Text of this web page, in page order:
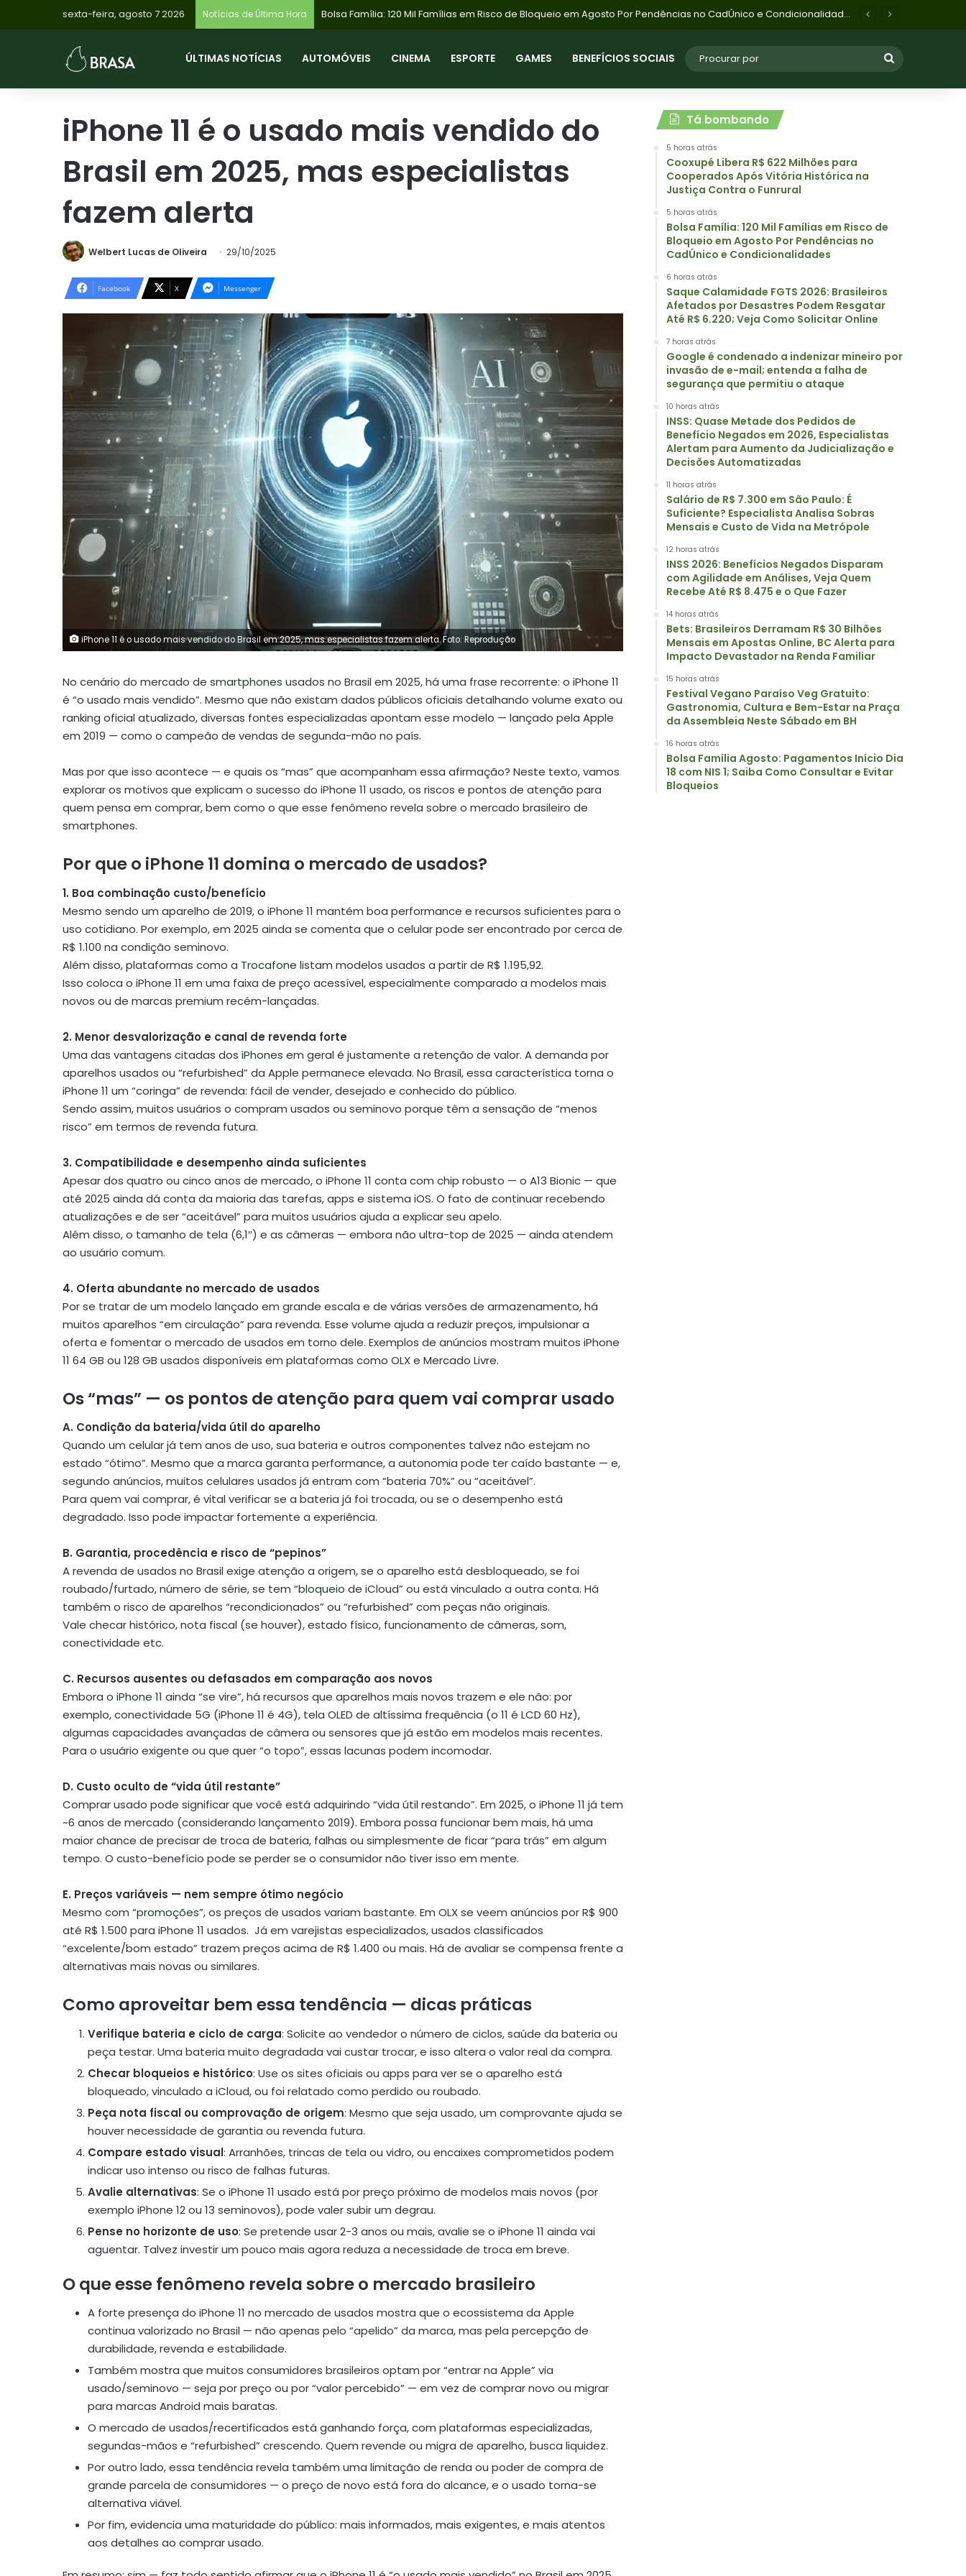
sexta-feira, agosto 7 2026 Notícias de Última Hora Saque Calamidade FGTS 2026: Brasileiros Afetados por Desastres Podem Resgatar Até R$ 6.220; Veja Como Solicitar Online
ÚLTIMAS NOTÍCIAS AUTOMÓVEIS CINEMA ESPORTE GAMES BENEFÍCIOS SOCIAIS
iPhone 11 é o usado mais vendido do
Brasil em 2025, mas especialistas
fazem alerta
Welbert Lucas de Oliveira 29/10/2025
Facebook X Messenger
iPhone 11 é o usado mais vendido do Brasil em 2025, mas especialistas fazem alerta. Foto: Reprodução
No cenário do mercado de smartphones usados no Brasil em 2025, há uma frase recorrente: o iPhone 11
é “o usado mais vendido”. Mesmo que não existam dados públicos oficiais detalhando volume exato ou
ranking oficial atualizado, diversas fontes especializadas apontam esse modelo — lançado pela Apple
em 2019 — como o campeão de vendas de segunda-mão no país.
Mas por que isso acontece — e quais os “mas” que acompanham essa afirmação? Neste texto, vamos
explorar os motivos que explicam o sucesso do iPhone 11 usado, os riscos e pontos de atenção para
quem pensa em comprar, bem como o que esse fenômeno revela sobre o mercado brasileiro de
smartphones.
Por que o iPhone 11 domina o mercado de usados?
1. Boa combinação custo/benefício
Mesmo sendo um aparelho de 2019, o iPhone 11 mantém boa performance e recursos suficientes para o
uso cotidiano. Por exemplo, em 2025 ainda se comenta que o celular pode ser encontrado por cerca de
R$ 1.100 na condição seminovo.
Além disso, plataformas como a Trocafone listam modelos usados a partir de R$ 1.195,92.
Isso coloca o iPhone 11 em uma faixa de preço acessível, especialmente comparado a modelos mais
novos ou de marcas premium recém-lançadas.
2. Menor desvalorização e canal de revenda forte
Uma das vantagens citadas dos iPhones em geral é justamente a retenção de valor. A demanda por
aparelhos usados ou “refurbished” da Apple permanece elevada. No Brasil, essa característica torna o
iPhone 11 um “coringa” de revenda: fácil de vender, desejado e conhecido do público.
Sendo assim, muitos usuários o compram usados ou seminovo porque têm a sensação de “menos
risco” em termos de revenda futura.
3. Compatibilidade e desempenho ainda suficientes
Apesar dos quatro ou cinco anos de mercado, o iPhone 11 conta com chip robusto — o A13 Bionic — que
até 2025 ainda dá conta da maioria das tarefas, apps e sistema iOS. O fato de continuar recebendo
atualizações e de ser “aceitável” para muitos usuários ajuda a explicar seu apelo.
Além disso, o tamanho de tela (6,1″) e as câmeras — embora não ultra-top de 2025 — ainda atendem
ao usuário comum.
4. Oferta abundante no mercado de usados
Por se tratar de um modelo lançado em grande escala e de várias versões de armazenamento, há
muitos aparelhos “em circulação” para revenda. Esse volume ajuda a reduzir preços, impulsionar a
oferta e fomentar o mercado de usados em torno dele. Exemplos de anúncios mostram muitos iPhone
11 64 GB ou 128 GB usados disponíveis em plataformas como OLX e Mercado Livre.
Os “mas” — os pontos de atenção para quem vai comprar usado
A. Condição da bateria/vida útil do aparelho
Quando um celular já tem anos de uso, sua bateria e outros componentes talvez não estejam no
estado “ótimo”. Mesmo que a marca garanta performance, a autonomia pode ter caído bastante — e,
segundo anúncios, muitos celulares usados já entram com “bateria 70%” ou “aceitável”.
Para quem vai comprar, é vital verificar se a bateria já foi trocada, ou se o desempenho está
degradado. Isso pode impactar fortemente a experiência.
B. Garantia, procedência e risco de “pepinos”
A revenda de usados no Brasil exige atenção a origem, se o aparelho está desbloqueado, se foi
roubado/furtado, número de série, se tem “bloqueio de iCloud” ou está vinculado a outra conta. Há
também o risco de aparelhos “recondicionados” ou “refurbished” com peças não originais.
Vale checar histórico, nota fiscal (se houver), estado físico, funcionamento de câmeras, som,
conectividade etc.
C. Recursos ausentes ou defasados em comparação aos novos
Embora o iPhone 11 ainda “se vire”, há recursos que aparelhos mais novos trazem e ele não: por
exemplo, conectividade 5G (iPhone 11 é 4G), tela OLED de altíssima frequência (o 11 é LCD 60 Hz),
algumas capacidades avançadas de câmera ou sensores que já estão em modelos mais recentes.
Para o usuário exigente ou que quer “o topo”, essas lacunas podem incomodar.
D. Custo oculto de “vida útil restante”
Comprar usado pode significar que você está adquirindo “vida útil restando”. Em 2025, o iPhone 11 já tem
~6 anos de mercado (considerando lançamento 2019). Embora possa funcionar bem mais, há uma
maior chance de precisar de troca de bateria, falhas ou simplesmente de ficar “para trás” em algum
tempo. O custo-benefício pode se perder se o consumidor não tiver isso em mente.
E. Preços variáveis — nem sempre ótimo negócio
Mesmo com “promoções”, os preços de usados variam bastante. Em OLX se veem anúncios por R$ 900
até R$ 1.500 para iPhone 11 usados. Já em varejistas especializados, usados classificados
“excelente/bom estado” trazem preços acima de R$ 1.400 ou mais. Há de avaliar se compensa frente a
alternativas mais novas ou similares.
Como aproveitar bem essa tendência — dicas práticas
Verifique bateria e ciclo de carga: Solicite ao vendedor o número de ciclos, saúde da bateria ou
peça testar. Uma bateria muito degradada vai custar trocar, e isso altera o valor real da compra.
Checar bloqueios e histórico: Use os sites oficiais ou apps para ver se o aparelho está
bloqueado, vinculado a iCloud, ou foi relatado como perdido ou roubado.
Peça nota fiscal ou comprovação de origem: Mesmo que seja usado, um comprovante ajuda se
houver necessidade de garantia ou revenda futura.
Compare estado visual: Arranhões, trincas de tela ou vidro, ou encaixes comprometidos podem
indicar uso intenso ou risco de falhas futuras.
Avalie alternativas: Se o iPhone 11 usado está por preço próximo de modelos mais novos (por
exemplo iPhone 12 ou 13 seminovos), pode valer subir um degrau.
Pense no horizonte de uso: Se pretende usar 2-3 anos ou mais, avalie se o iPhone 11 ainda vai
aguentar. Talvez investir um pouco mais agora reduza a necessidade de troca em breve.
O que esse fenômeno revela sobre o mercado brasileiro
A forte presença do iPhone 11 no mercado de usados mostra que o ecossistema da Apple
continua valorizado no Brasil — não apenas pelo “apelido” da marca, mas pela percepção de
durabilidade, revenda e estabilidade.
Também mostra que muitos consumidores brasileiros optam por “entrar na Apple” via
usado/seminovo — seja por preço ou por “valor percebido” — em vez de comprar novo ou migrar
para marcas Android mais baratas.
O mercado de usados/recertificados está ganhando força, com plataformas especializadas,
segundas-mãos e “refurbished” crescendo. Quem revende ou migra de aparelho, busca liquidez.
Por outro lado, essa tendência revela também uma limitação de renda ou poder de compra de
grande parcela de consumidores — o preço de novo está fora do alcance, e o usado torna-se
alternativa viável.
Por fim, evidencia uma maturidade do público: mais informados, mais exigentes, e mais atentos
aos detalhes ao comprar usado.
Tá bombando
5 horas atrás
Cooxupé Libera R$ 622 Milhões para
Cooperados Após Vitória Histórica na
Justiça Contra o Funrural
5 horas atrás
Bolsa Família: 120 Mil Famílias em Risco de
Bloqueio em Agosto Por Pendências no
CadÚnico e Condicionalidades
6 horas atrás
Saque Calamidade FGTS 2026: Brasileiros
Afetados por Desastres Podem Resgatar
Até R$ 6.220; Veja Como Solicitar Online
7 horas atrás
Google é condenado a indenizar mineiro por
invasão de e-mail; entenda a falha de
segurança que permitiu o ataque
10 horas atrás
INSS: Quase Metade dos Pedidos de
Benefício Negados em 2026, Especialistas
Alertam para Aumento da Judicialização e
Decisões Automatizadas
11 horas atrás
Salário de R$ 7.300 em São Paulo: É
Suficiente? Especialista Analisa Sobras
Mensais e Custo de Vida na Metrópole
12 horas atrás
INSS 2026: Benefícios Negados Disparam
com Agilidade em Análises, Veja Quem
Recebe Até R$ 8.475 e o Que Fazer
14 horas atrás
Bets: Brasileiros Derramam R$ 30 Bilhões
Mensais em Apostas Online, BC Alerta para
Impacto Devastador na Renda Familiar
15 horas atrás
Festival Vegano Paraíso Veg Gratuito:
Gastronomia, Cultura e Bem-Estar na Praça
da Assembleia Neste Sábado em BH
16 horas atrás
Bolsa Família Agosto: Pagamentos Início Dia
18 com NIS 1; Saiba Como Consultar e Evitar
Bloqueios